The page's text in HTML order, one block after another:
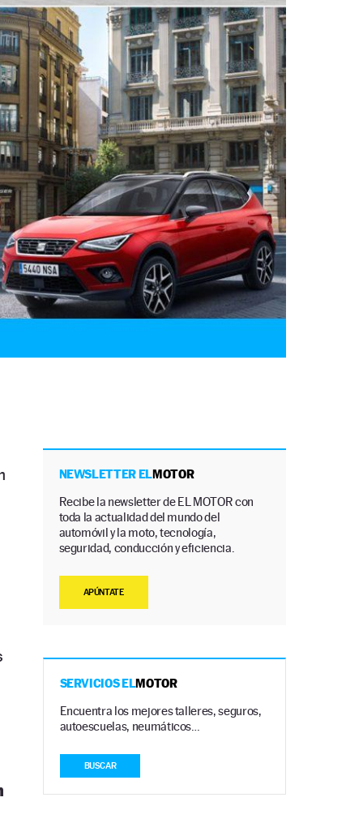
NEWSLETTER ELMOTOR
Recibe la newsletter de EL MOTOR con
toda la actualidad del mundo del
automóvil y la moto, tecnología,
seguridad, conducción y eficiencia.
APÚNTATE
SERVICIOS ELMOTOR
Encuentra los mejores talleres, seguros,
autoescuelas, neumáticos…
BUSCAR